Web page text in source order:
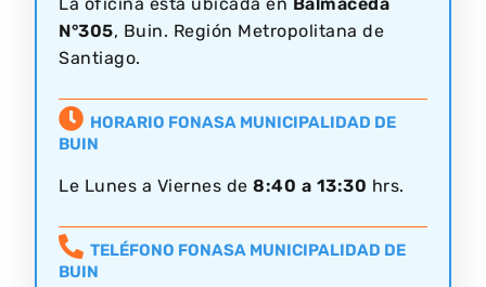
N°305, Buin. Región Metropolitana de
Santiago.
HORARIO FONASA MUNICIPALIDAD DE
BUIN
Le Lunes a Viernes de 8:40 a 13:30 hrs.
TELÉFONO FONASA MUNICIPALIDAD DE
BUIN